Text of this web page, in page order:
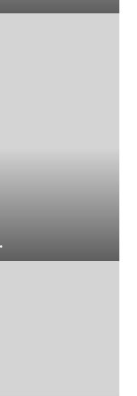
экспертизы